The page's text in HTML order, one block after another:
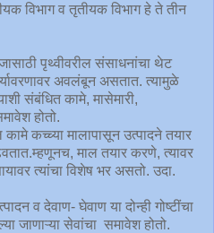
विभाग व तृतीयक विभाग हे ते तीन
पृथ्वीवरील संसाधनांचा थेट
अवलंबून असतात. त्यामुळे
संबंधित कामे, मासेमारी,
होतो.
कामे कच्च्या मालापासून उत्पादने तयार
माल तयार करणे, त्यावर
त्यांचा विशेष भर असतो. उदा.
व देवाण- घेवाण या दोन्ही गोष्टींचा
जाणाऱ्या सेवांचा समावेश होतो.